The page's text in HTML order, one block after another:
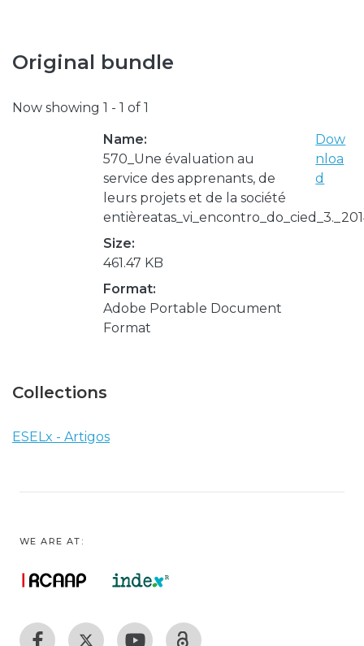
Original bundle
Now showing 1 - 1 of 1
Name:
570_Une évaluation au
service des apprenants, de
leurs projets et de la société
Size:
461.47 KB
Format:
Adobe Portable Document
Format
Dow
nloa
d
Collections
ESELx - Artigos
WE ARE AT: